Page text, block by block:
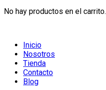
No hay productos en el carrito.
Inicio
Nosotros
Tienda
Contacto
Blog